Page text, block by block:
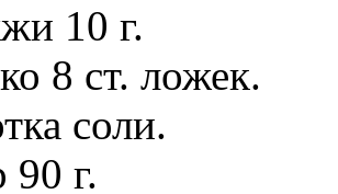
10 г.
8 ст. ложек.
соли.
90 г.